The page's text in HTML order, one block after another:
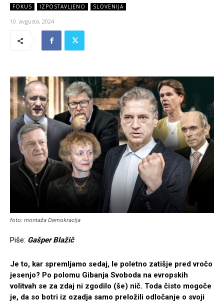
FOKUS IZPOSTAVLJENO SLOVENIJA
10. avgusta, 2024
foto: montaža Demokracija
Piše: Gašper Blažič
Je to, kar spremljamo sedaj, le poletno zatišje pred vročo
jesenjo? Po polomu Gibanja Svoboda na evropskih
volitvah se za zdaj ni zgodilo (še) nič. Toda čisto mogoče
je, da so botri iz ozadja samo preložili odločanje o svoji